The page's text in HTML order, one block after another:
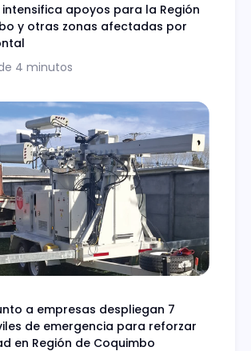
intensifica apoyos para la Región
y otras zonas afectadas por
4 minutos
a empresas despliegan 7
de emergencia para reforzar
en Región de Coquimbo